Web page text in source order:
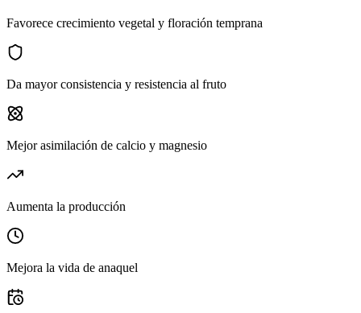
Favorece crecimiento vegetal y floración temprana
Da mayor consistencia y resistencia al fruto
Mejor asimilación de calcio y magnesio
Aumenta la producción
Mejora la vida de anaquel